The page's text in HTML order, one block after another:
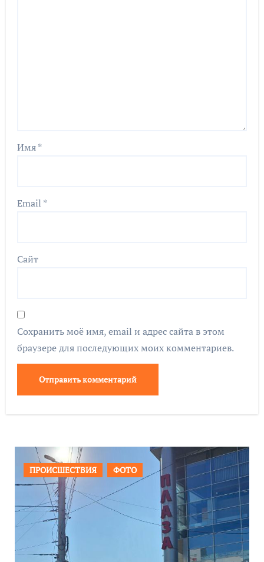
Имя*
Email *
Сайт
Сохранить моё имя, email и адрес сайта в этом
браузере для последующих моих комментариев.
ОБЩЕСТВО ФОТО